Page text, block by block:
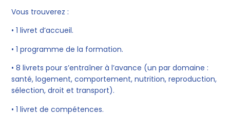
Vous trouverez :
• 1 livret d’accueil.
• 1 programme de la formation.
• 8 livrets pour s’entraîner à l’avance (un par domaine :
santé, logement, comportement, nutrition, reproduction,
sélection, droit et transport).
• 1 livret de compétences.